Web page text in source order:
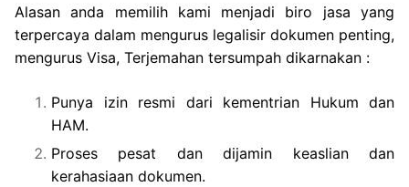
Alasan anda memilih kami menjadi biro jasa yang
terpercaya dalam mengurus legalisir dokumen penting,
mengurus Visa, Terjemahan tersumpah dikarnakan :
Punya izin resmi dari kementrian Hukum dan
HAM.
Proses pesat dan dijamin keaslian dan
kerahasiaan dokumen.